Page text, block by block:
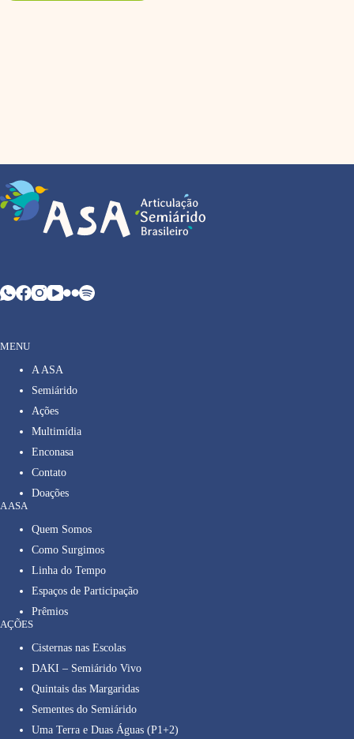
MENU
A ASA
Semiárido
Ações
Multimídia
Enconasa
Contato
Doações
A ASA
Quem Somos
Como Surgimos
Linha do Tempo
Espaços de Participação
Prêmios
AÇÕES
Cisternas nas Escolas
DAKI – Semiárido Vivo
Quintais das Margaridas
Sementes do Semiárido
Uma Terra e Duas Águas (P1+2)